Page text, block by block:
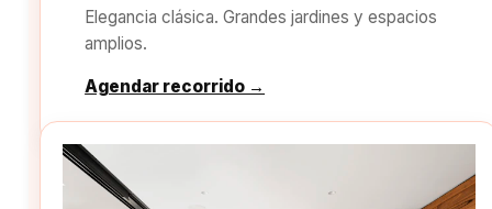
Elegancia clásica. Grandes jardines y espacios
amplios.
Agendar recorrido →